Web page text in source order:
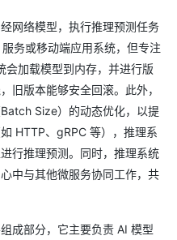
网络模型，执行推理预测任务
务或移动端应用系统，但专注
会加载模型到内存，并进行版
旧版本能够安全回滚。此外，
Size）的动态优化，以提
HTTP、gRPC 等），推理系
行推理预测。同时，推理系统
中与其他微服务协同工作，共
成部分，它主要负责 AI 模型